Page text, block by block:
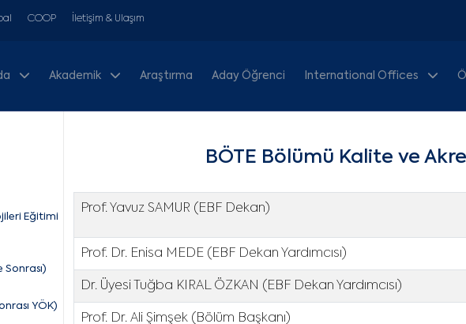
COOP İletişim & Ulaşım
Akademik Araştırma Aday Öğrenci International Offices
Eğitimi
Sonrası)
YÖK)
BÖTE Bölümü Kalite ve
Prof. Yavuz SAMUR (EBF Dekan)
Prof. Dr. Enisa MEDE (EBF Dekan Yardımcısı)
Dr. Üyesi Tuğba KIRAL ÖZKAN (EBF Dekan Yardımcısı)
Prof. Dr. Ali Şimşek (Bölüm Başkanı)